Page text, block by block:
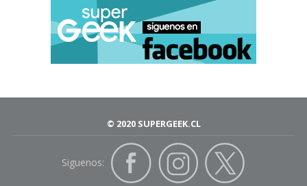
© 2020 SUPERGEEK.CL
Siguenos: